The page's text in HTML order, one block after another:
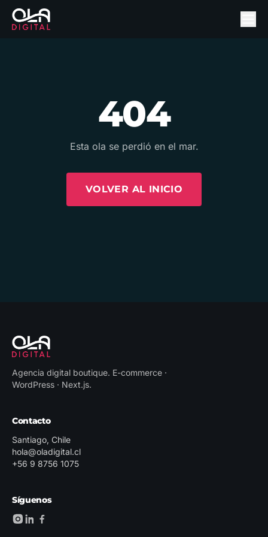
404
Esta ola se perdió en el mar.
VOLVER AL INICIO
Agencia digital boutique. E-commerce ·
WordPress · Next.js.
Contacto
Santiago, Chile
hola@oladigital.cl
+56 9 8756 1075
Síguenos